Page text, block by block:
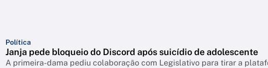
Política
Janja pede bloqueio do Discord após suicídio de adolescente
A primeira-dama pediu colaboração com Legislativo para tirar a